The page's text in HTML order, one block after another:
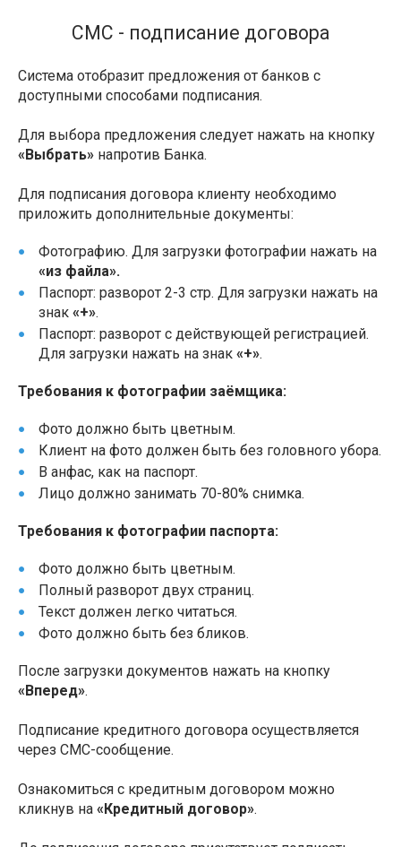
СМС - подписание договора
Система отобразит предложения от банков с
доступными способами подписания.
Для выбора предложения следует нажать на кнопку
«Выбрать» напротив Банка.
Для подписания договора клиенту необходимо
приложить дополнительные документы:
Фотографию. Для загрузки фотографии нажать на
«из файла».
Паспорт: разворот 2-3 стр. Для загрузки нажать на
знак «+».
Паспорт: разворот с действующей регистрацией.
Для загрузки нажать на знак «+».
Требования к фотографии заёмщика:
Фото должно быть цветным.
Клиент на фото должен быть без головного убора.
В анфас, как на паспорт.
Лицо должно занимать 70-80% снимка.
Требования к фотографии паспорта:
Фото должно быть цветным.
Полный разворот двух страниц.
Текст должен легко читаться.
Фото должно быть без бликов.
После загрузки документов нажать на кнопку
«Вперед».
Подписание кредитного договора осуществляется
через СМС-сообщение.
Ознакомиться с кредитным договором можно
кликнув на «Кредитный договор».